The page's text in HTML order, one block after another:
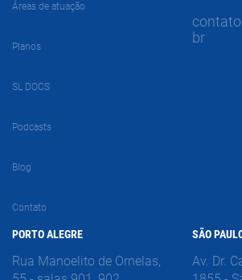
Áreas de atuação
Planos
SL DOCS
Podcasts
Blog
Contato
br
PORTO ALEGRE
Rua Manoelito de Ornelas,
SÃO
Av. Dr.